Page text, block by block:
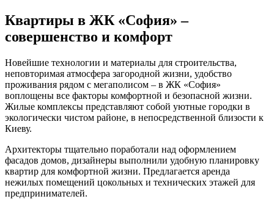
Квартиры в ЖК «София» –
совершенство и комфорт
Новейшие технологии и материалы для строительства,
неповторимая атмосфера загородной жизни, удобство
проживания рядом с мегаполисом – в ЖК «София»
воплощены все факторы комфортной и безопасной жизни.
Жилые комплексы представляют собой уютные городки в
экологически чистом районе, в непосредственной близости к
Киеву.
Архитекторы тщательно поработали над оформлением
фасадов домов, дизайнеры выполнили удобную планировку
квартир для комфортной жизни. Предлагается аренда
нежилых помещений цокольных и технических этажей для
предпринимателей.